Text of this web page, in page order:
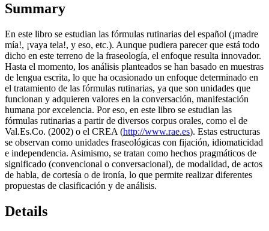
Summary
En este libro se estudian las fórmulas rutinarias del español (¡madre
mía!, ¡vaya tela!, y eso, etc.). Aunque pudiera parecer que está todo
dicho en este terreno de la fraseología, el enfoque resulta innovador.
Hasta el momento, los análisis planteados se han basado en muestras
de lengua escrita, lo que ha ocasionado un enfoque determinado en
el tratamiento de las fórmulas rutinarias, ya que son unidades que
funcionan y adquieren valores en la conversación, manifestación
humana por excelencia. Por eso, en este libro se estudian las
fórmulas rutinarias a partir de diversos corpus orales, como el de
Val.Es.Co. (2002) o el CREA (http://www.rae.es). Estas estructuras
se observan como unidades fraseológicas con fijación, idiomaticidad
e independencia. Asimismo, se tratan como hechos pragmáticos de
significado (convencional o conversacional), de modalidad, de actos
de habla, de cortesía o de ironía, lo que permite realizar diferentes
propuestas de clasificación y de análisis.
Details